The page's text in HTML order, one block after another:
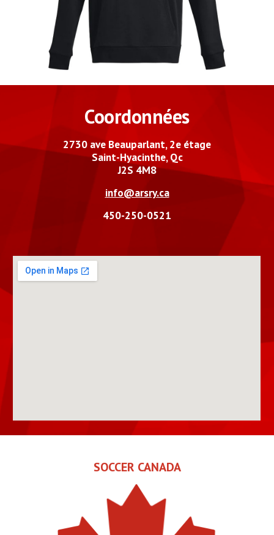
Coordonnées
2730 ave Beauparlant, 2e étage
Saint-Hyacinthe, Qc
J2S 4M8
info@arsry.ca
450-250-0521
SOCCER CANADA